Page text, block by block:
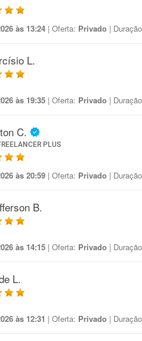
às 13:24 | Oferta: Privado |
L.
às 19:35 | Oferta: Privado |
C.
PLUS
às 20:59 | Oferta: Privado |
B.
às 14:15 | Oferta: Privado |
L.
às 12:31 | Oferta: Privado |